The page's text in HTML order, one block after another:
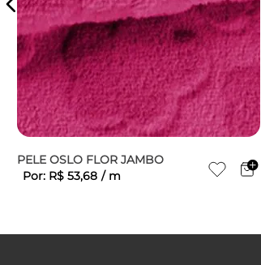
PELE OSLO FLOR JAMBO
Por: R$ 53,68 / m